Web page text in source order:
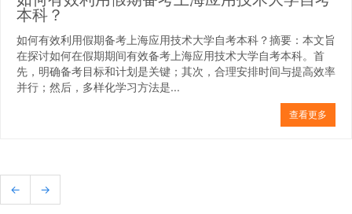
本科？
如何有效利用假期备考上海应用技术大学自考本科？摘要：本文旨
在探讨如何在假期期间有效备考上海应用技术大学自考本科。首
先，明确备考目标和计划是关键；其次，合理安排时间与提高效率
并行；然后，多样化学习方法是...
查看更多
← →